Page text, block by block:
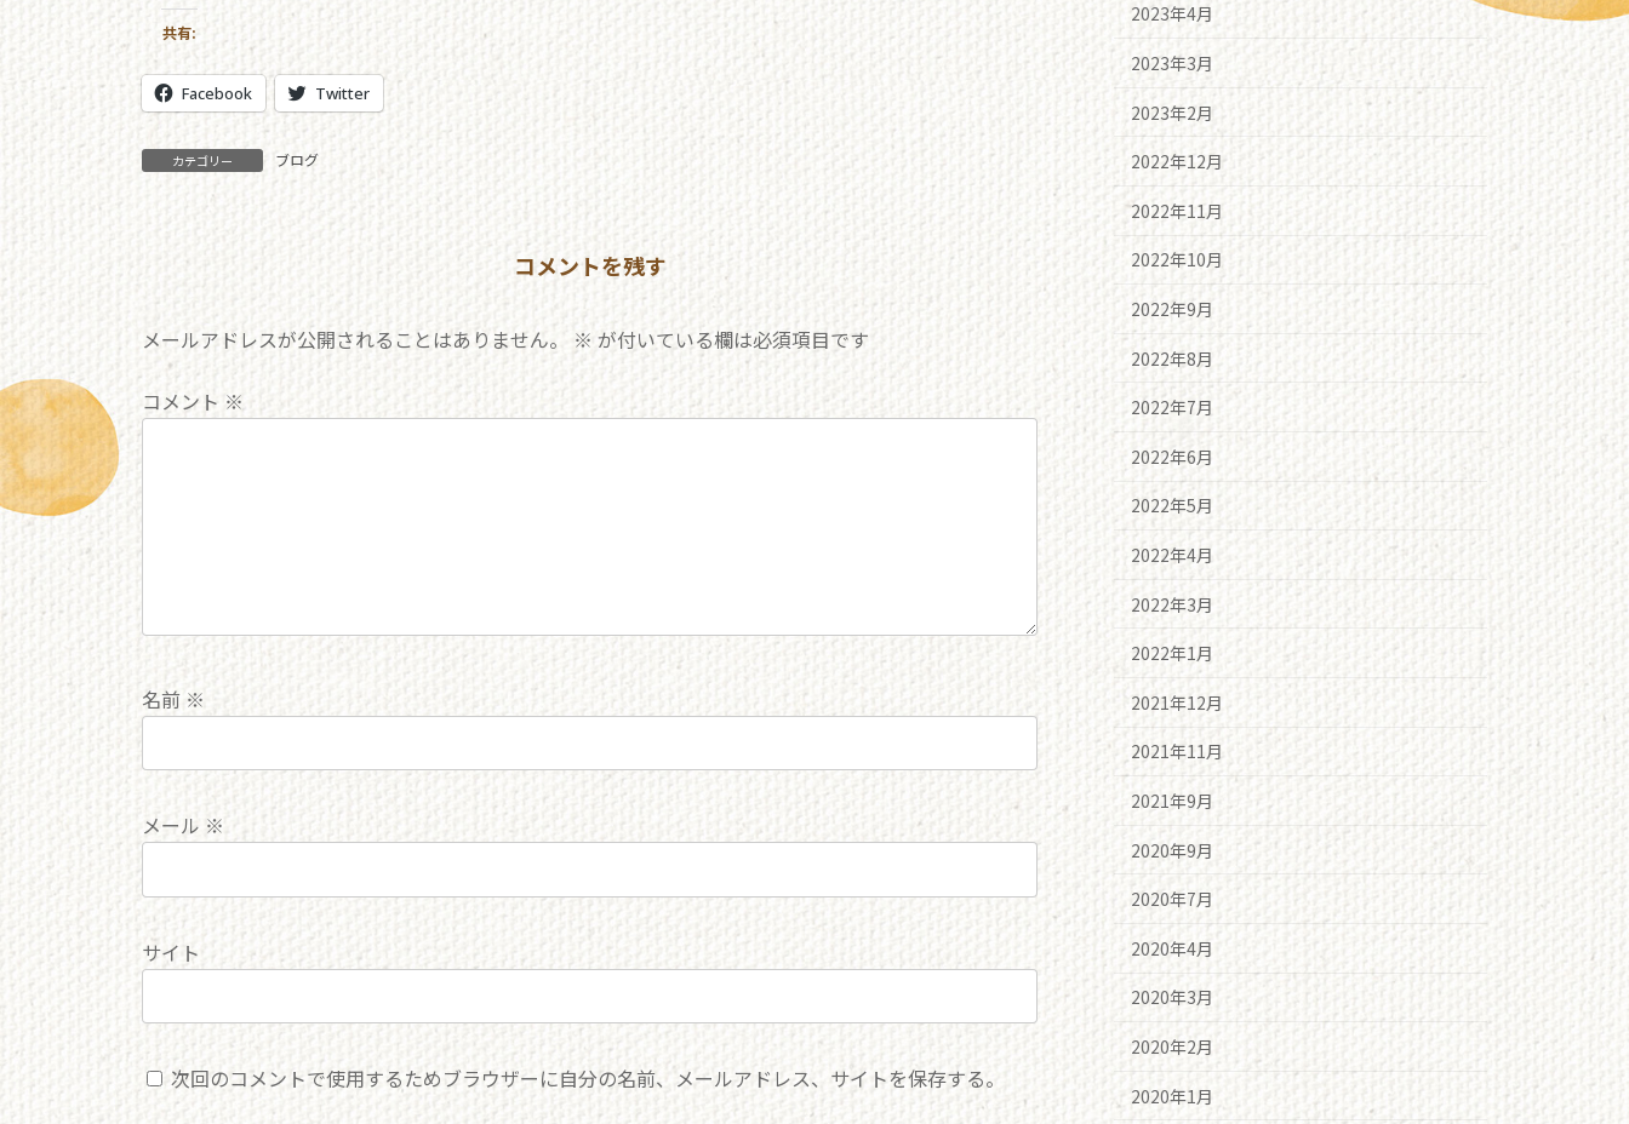
共有:
Facebook Twitter
カテゴリー ブログ
コメントを残す
メールアドレスが公開されることはありません。 ※ が付いている欄は必須項目です
コメント ※
名前 ※
メール ※
サイト
次回のコメントで使用するためブラウザーに自分の名前、メールアドレス、サイトを保存する。
2023年4月
2023年3月
2023年2月
2022年12月
2022年11月
2022年10月
2022年9月
2022年8月
2022年7月
2022年6月
2022年5月
2022年4月
2022年3月
2022年1月
2021年12月
2021年11月
2021年9月
2020年9月
2020年7月
2020年4月
2020年3月
2020年2月
2020年1月